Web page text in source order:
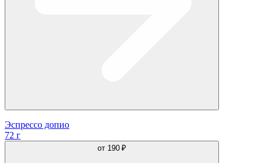
Эспрессо допио
72 г
от 190 ₽